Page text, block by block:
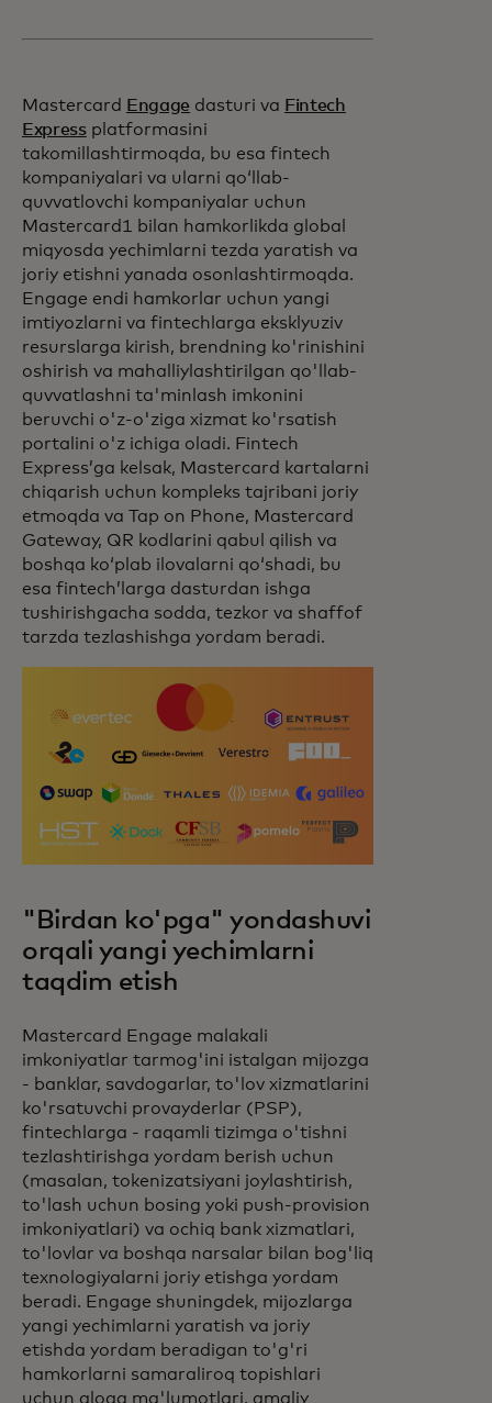
Mastercard Engage dasturi va Fintech
Expressplatformasini
takomillashtirmoqda, bu esa fintech
kompaniyalari va ularni qoʻllab-
quvvatlovchi kompaniyalar uchun
Mastercard1 bilan hamkorlikda global
miqyosda yechimlarni tezda yaratish va
joriy etishni yanada osonlashtirmoqda.
Engage endi hamkorlar uchun yangi
imtiyozlarni va fintechlarga eksklyuziv
resurslarga kirish, brendning ko'rinishini
oshirish va mahalliylashtirilgan qo'llab-
quvvatlashni ta'minlash imkonini
beruvchi o'z-o'ziga xizmat ko'rsatish
portalini o'z ichiga oladi. Fintech
Express’ga kelsak, Mastercard kartalarni
chiqarish uchun kompleks tajribani joriy
etmoqda va Tap on Phone, Mastercard
Gateway, QR kodlarini qabul qilish va
boshqa ko‘plab ilovalarni qo‘shadi, bu
esa fintech’larga dasturdan ishga
tushirishgacha sodda, tezkor va shaffof
tarzda tezlashishga yordam beradi.
"Birdan ko'pga" yondashuvi
orqali yangi yechimlarni
taqdim etish
Mastercard Engage malakali
imkoniyatlar tarmog'ini istalgan mijozga
- banklar, savdogarlar, to'lov xizmatlarini
ko'rsatuvchi provayderlar (PSP),
fintechlarga - raqamli tizimga o'tishni
tezlashtirishga yordam berish uchun
(masalan, tokenizatsiyani joylashtirish,
to'lash uchun bosing yoki push-provision
imkoniyatlari) va ochiq bank xizmatlari,
to'lovlar va boshqa narsalar bilan bog'liq
texnologiyalarni joriy etishga yordam
beradi. Engage shuningdek, mijozlarga
yangi yechimlarni yaratish va joriy
etishda yordam beradigan to'g'ri
hamkorlarni samaraliroq topishlari
uchun aloqa ma'lumotlari, amaliy